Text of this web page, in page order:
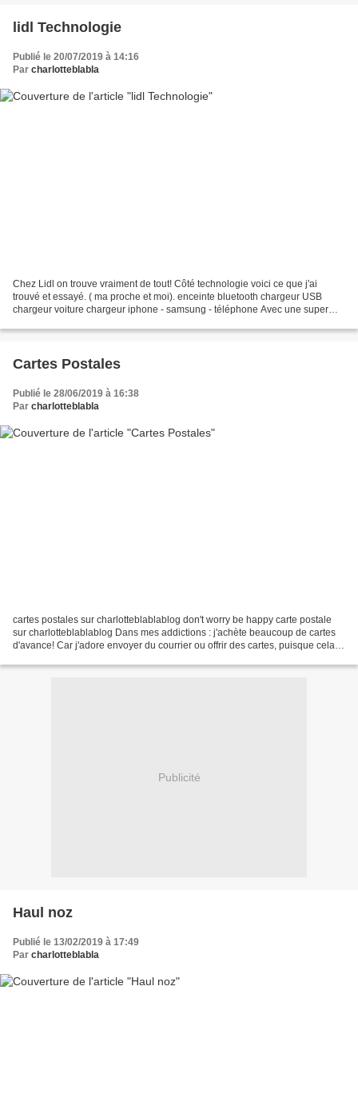
lidl Technologie
Publié le 20/07/2019 à 14:16
Par charlotteblabla
Chez Lidl on trouve vraiment de tout! Côté technologie voici ce que j'ai
trouvé et essayé. ( ma proche et moi). enceinte bluetooth chargeur USB
chargeur voiture chargeur iphone - samsung - téléphone Avec une super
Cartes Postales
Publié le 28/06/2019 à 16:38
Par charlotteblabla
cartes postales sur charlotteblablablog don't worry be happy carte postale
sur charlotteblablablog Dans mes addictions : j'achète beaucoup de cartes
d'avance! Car j'adore envoyer du courrier ou offrir des cartes, puisque cela
Publicité
Haul noz
Publié le 13/02/2019 à 17:49
Par charlotteblabla